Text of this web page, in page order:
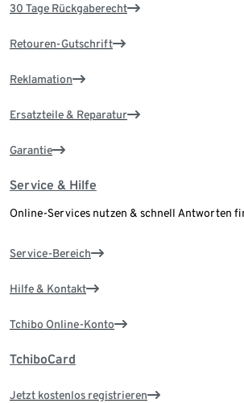
30 Tage Rückgaberecht
Retouren-Gutschrift
Reklamation
Ersatzteile & Reparatur
Garantie
Service & Hilfe
Online-Services nutzen & schnell Antworten
Service-Bereich
Hilfe & Kontakt
Tchibo Online-Konto
TchiboCard
Jetzt kostenlos registrieren